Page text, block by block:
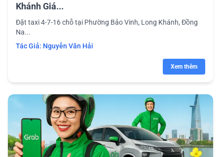
Khánh Giá...
Đặt taxi 4-7-16 chỗ tại Phường Bảo Vinh, Long Khánh, Đồng
Na...
Tác Giả: Nguyễn Văn Hải
Xem thêm